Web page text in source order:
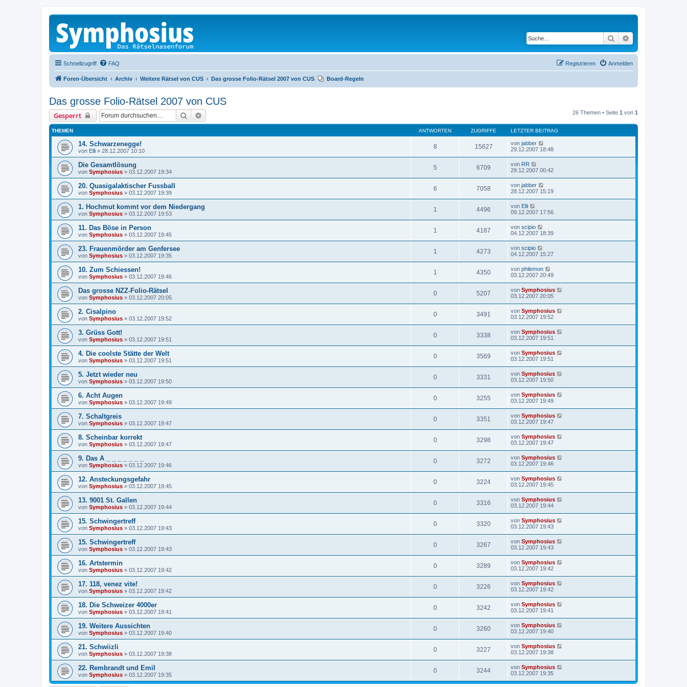
Suche
Schnellzugriff FAQ Anmelden
Registrieren
Foren-Übersicht Archiv Weitere Rätsel von CUS Das grosse Folio-Rätsel 2007 von CUS Board-Regeln
Das grosse Folio-Rätsel 2007 von CUS
Gesperrt Suche 26 Themen • Seite 1 von 1
THEMEN ANTWORTEN ZUGRIFFE LETZTER BEITRAG
14. Schwarzenegge!
von Elli » 28.12.2007 10:10
8 15627 von jabber
29.12.2007 18:48
Die Gesamtlösung
von Symphosius » 03.12.2007 19:34
5 6709 von RR
29.12.2007 00:42
20. Quasigalaktischer Fussball
von Symphosius » 03.12.2007 19:39
6 7058 von jabber
28.12.2007 15:19
1. Hochmut kommt vor dem Niedergang
von Symphosius » 03.12.2007 19:53
1 4496 von Elli
09.12.2007 17:56
11. Das Böse in Person
von Symphosius » 03.12.2007 19:45
1 4187 von scipio
04.12.2007 18:39
23. Frauenmörder am Genfersee
von Symphosius » 03.12.2007 19:35
1 4273 von scipio
04.12.2007 15:27
10. Zum Schiessen!
von Symphosius » 03.12.2007 19:46
1 4350 von philemon
03.12.2007 20:49
Das grosse NZZ-Folio-Rätsel
von Symphosius » 03.12.2007 20:05
0 5207 von Symphosius
03.12.2007 20:05
2. Cisalpino
von Symphosius » 03.12.2007 19:52
0 3491 von Symphosius
03.12.2007 19:52
3. Grüss Gott!
von Symphosius » 03.12.2007 19:51
0 3338 von Symphosius
03.12.2007 19:51
4. Die coolste Stätte der Welt
von Symphosius » 03.12.2007 19:51
0 3569 von Symphosius
03.12.2007 19:51
5. Jetzt wieder neu
von Symphosius » 03.12.2007 19:50
0 3331 von Symphosius
03.12.2007 19:50
6. Acht Augen
von Symphosius » 03.12.2007 19:49
0 3255 von Symphosius
03.12.2007 19:49
7. Schaltgreis
von Symphosius » 03.12.2007 19:47
0 3351 von Symphosius
03.12.2007 19:47
8. Scheinbar korrekt
von Symphosius » 03.12.2007 19:47
0 3298 von Symphosius
03.12.2007 19:47
9. Das A _ _ _ _ _ _ _
von Symphosius » 03.12.2007 19:46
0 3272 von Symphosius
03.12.2007 19:46
12. Ansteckungsgefahr
von Symphosius » 03.12.2007 19:45
0 3224 von Symphosius
03.12.2007 19:45
13. 9001 St. Gallen
von Symphosius » 03.12.2007 19:44
0 3316 von Symphosius
03.12.2007 19:44
15. Schwingertreff
von Symphosius » 03.12.2007 19:43
0 3320 von Symphosius
03.12.2007 19:43
15. Schwingertreff
von Symphosius » 03.12.2007 19:43
0 3267 von Symphosius
03.12.2007 19:43
16. Artstermin
von Symphosius » 03.12.2007 19:42
0 3289 von Symphosius
03.12.2007 19:42
17. 118, venez vite!
von Symphosius » 03.12.2007 19:42
0 3226 von Symphosius
03.12.2007 19:42
18. Die Schweizer 4000er
von Symphosius » 03.12.2007 19:41
0 3242 von Symphosius
03.12.2007 19:41
19. Weitere Aussichten
von Symphosius » 03.12.2007 19:40
0 3260 von Symphosius
03.12.2007 19:40
21. Schwiizli
von Symphosius » 03.12.2007 19:38
0 3227 von Symphosius
03.12.2007 19:38
22. Rembrandt und Emil
von Symphosius » 03.12.2007 19:35
0 3244 von Symphosius
03.12.2007 19:35